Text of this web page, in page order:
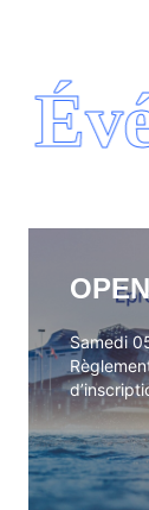
Samedi
Samedi